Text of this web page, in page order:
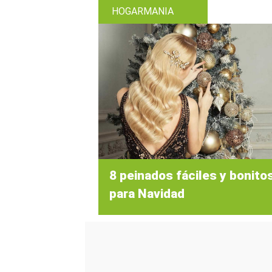
HOGARMANIA
8 peinados fáciles y
para Navidad